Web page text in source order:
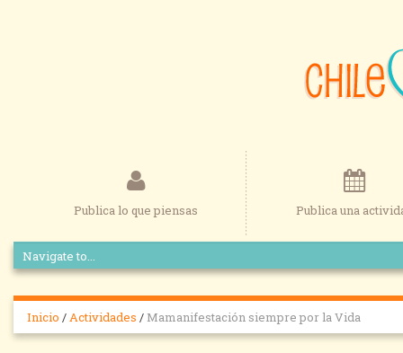
Publica lo que piensas Publica una
Inicio /Actividades / Mamanifestación siempre por la Vida